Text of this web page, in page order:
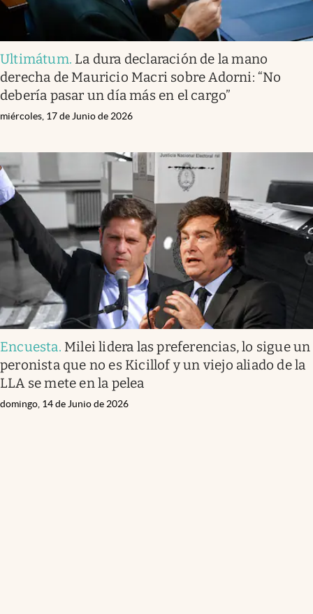
Ultimátum. La dura declaración de la mano
derecha de Mauricio Macri sobre Adorni: “No
debería pasar un día más en el cargo”
miércoles, 17 de Junio de 2026
Encuesta. Milei lidera las preferencias, lo sigue un
peronista que no es Kicillof y un viejo aliado de la
LLA se mete en la pelea
domingo, 14 de Junio de 2026